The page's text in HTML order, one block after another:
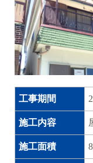
工事期間
施工内容
施工面積